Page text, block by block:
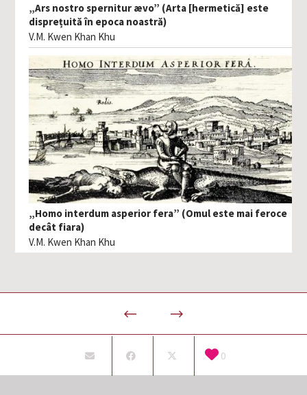
„Ars nostro spernitur ævo” (Arta [hermetică] este
disprețuită în epoca noastră)
V.M. Kwen Khan Khu
„Homo interdum asperior fera” (Omul este mai feroce
decât fiara)
V.M. Kwen Khan Khu
0